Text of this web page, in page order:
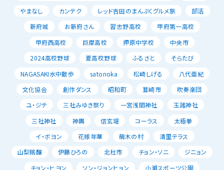
やまなし
カンテク レッド吉田のまんぷくグルメ旅
部活
新府城
お新府さん 習志野高校
甲府第一高校
甲府西高校
巨摩高校 押原中学校
中央市
2024高校野球
夏高校野球 ふるさと
そらたび
NAGASAKI水中散歩
satonoka 松崎しげる
八代亜紀
文化協会
創作ダンス 昭和町 韮崎市
吹奏楽団
ユ・ジテ
三社みゆき祭り 一宮浅間神社
玉諸神社
三社神社
神輿 信玄堤 コーラス
太極拳
イ・ボヨン
花様年華 萌木の村
清里テラス
山梨銘醸
伊藤ひろの 北杜市 チョン・ソニ
ジニョン
チョン・ヒヨン
ソン・ジョンヒョン 小瀬スポーツ公園